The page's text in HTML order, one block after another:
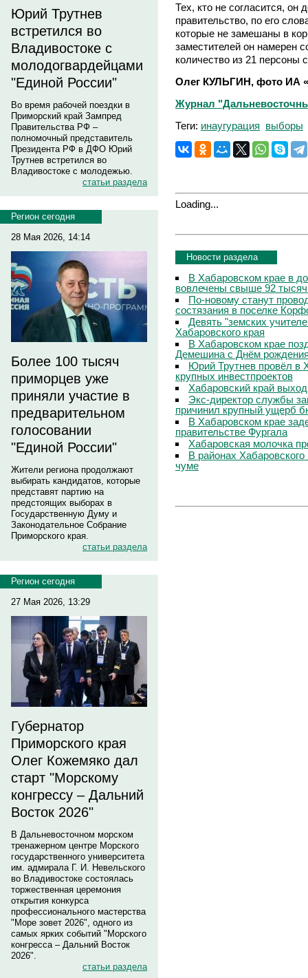
Юрий Трутнев
встретился во
Владивостоке с
молодогвардейцами
"Единой России"
Во время рабочей поездки в
Приморский край Зампред
Правительства РФ –
полномочный представитель
Президента РФ в ДФО Юрий
Трутнев встретился во
Владивостоке с молодежью.
статьи раздела
Регион сегодня
28 Мая 2026, 14:14
Более 100 тысяч
приморцев уже
приняли участие в
предварительном
голосовании
"Единой России"
Жители региона продолжают
выбирать кандидатов, которые
представят партию на
предстоящих выборах в
Государственную Думу и
Законодательное Собрание
Приморского края.
статьи раздела
Регион сегодня
27 Мая 2026, 13:29
Губернатор
Приморского края
Олег Кожемяко дал
старт "Морскому
конгрессу – Дальний
Восток 2026"
В Дальневосточном морском
тренажерном центре Морского
государственного университета
им. адмирала Г. И. Невельского
во Владивостоке состоялась
торжественная церемония
открытия конкурса
профессионального мастерства
"Море зовет 2026", одного из
самых ярких событий "Морского
конгресса – Дальний Восток
2026".
статьи раздела
Тех, кто не согласится, он
правительство, по его
которые не замешаны в
заместителей он намерен
количество из 21 персоны
Олег КУЛЬГИН, фото ИА
Журнал
Теги: инаугурация выборы
Loading...
Новости раздела
В Хабаровском крае в
вовлечены свыше 92 тысяч
По-новому станут
состязания в поселке
Девять "земских
Хабаровского края
В Хабаровском крае
Демешина с Днём
Юрий Трутнев провёл в
крупных инвестпроектов
Хабаровский край
Экс-директор службы
причинил крупный ущерб
В Хабаровском крае
правительстве Фургала
Хабаровская молочка
В районах
чуме